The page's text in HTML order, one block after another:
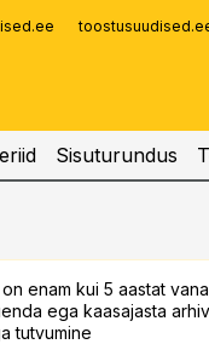
Sisuturundus
enam kui 5 aastat
ega kaasajasta
tutvumine